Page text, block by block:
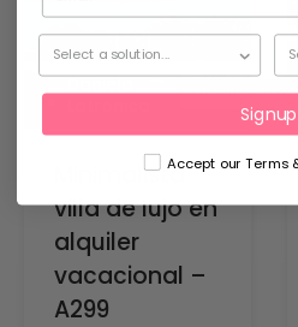
Daniela
Alquiler de
Minimalista
villa de lujo en
alquiler
vacacional –
A299
Signup
Accept our Terms